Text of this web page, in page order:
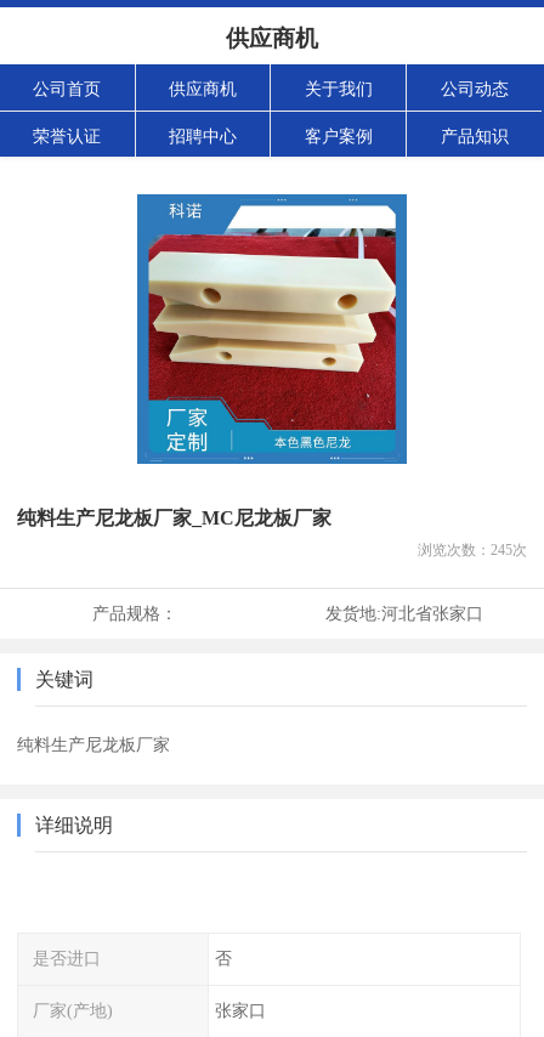
供应商机
公司首页 供应商机 关于我们 公司动态
荣誉认证 招聘中心 客户案例 产品知识
纯料生产尼龙板厂家_MC尼龙板厂家
浏览次数： 245次
产品规格： 发货地:河北省张家口
关键词
纯料生产尼龙板厂家
详细说明
是否进口 否
厂家(产地) 张家口